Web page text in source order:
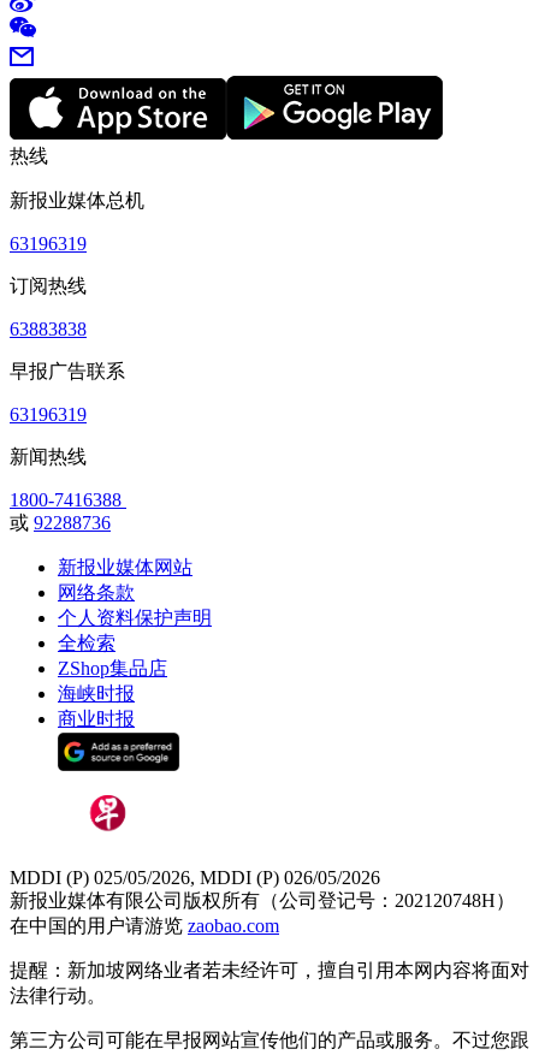
热线
新报业媒体总机
63196319
订阅热线
63883838
早报广告联系
63196319
新闻热线
1800-7416388
或 92288736
新报业媒体网站
网络条款
个人资料保护声明
全检索
ZShop集品店
海峡时报
商业时报
MDDI (P) 025/05/2026, MDDI (P) 026/05/2026
新报业媒体有限公司版权所有（公司登记号：202120748H）
在中国的用户请游览 zaobao.com
提醒：新加坡网络业者若未经许可，擅自引用本网内容将面对
法律行动。
第三方公司可能在早报网站宣传他们的产品或服务。不过您跟